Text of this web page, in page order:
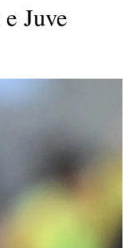
Juve